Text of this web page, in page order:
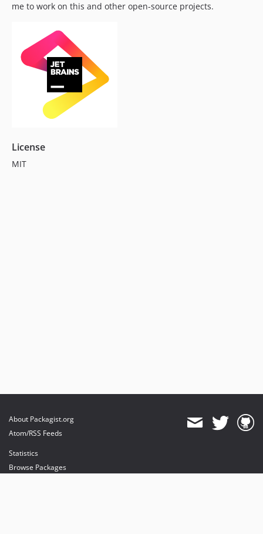
me to work on this and other open-source projects.
License
MIT
About Packagist.org
Atom/RSS Feeds
Statistics
Browse Packages